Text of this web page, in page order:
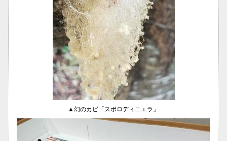
▲幻のカビ「スポロディニエラ」